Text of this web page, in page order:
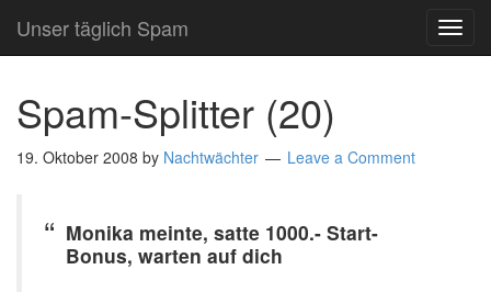
Unser täglich Spam
Spam-Splitter (20)
19. Oktober 2008 by Nachtwächter Leave a Comment
Monika meinte, satte 1000.- Start-
Bonus, warten auf dich